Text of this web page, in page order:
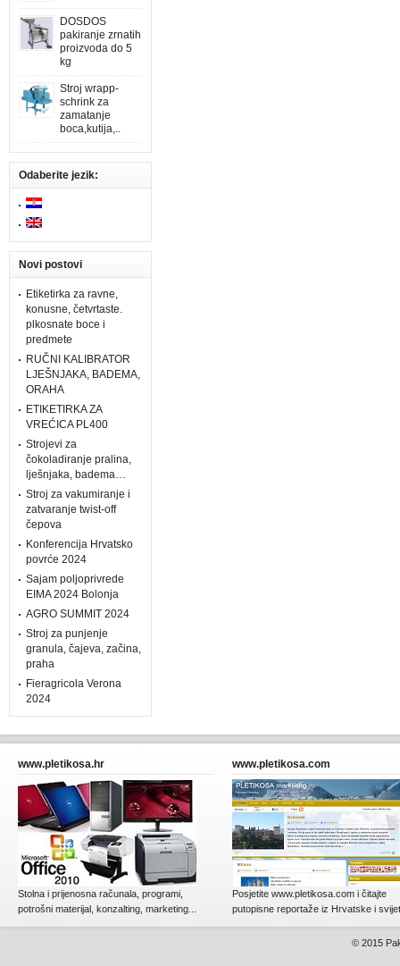
DOSDOS
pakiranje zrnatih
proizvoda do 5
kg
Stroj wrapp-
schrink za
zamatanje
boca,kutija,..
Odaberite jezik:
Novi postovi
Etiketirka za ravne,
konusne, četvrtaste.
plkosnate boce i
predmete
RUČNI KALIBRATOR
LJEŠNJAKA, BADEMA,
ORAHA
ETIKETIRKA ZA
VREĆICA PL400
Strojevi za
čokoladiranje pralina,
lješnjaka, badema…
Stroj za vakumiranje i
zatvaranje twist-off
čepova
Konferencija Hrvatsko
povrće 2024
Sajam poljoprivrede
EIMA 2024 Bolonja
AGRO SUMMIT 2024
Stroj za punjenje
granula, čajeva, začina,
praha
Fieragricola Verona
2024
www.pletikosa.hr
Stolna i prijenosna računala, programi,
potrošni materijal, konzalting, marketing...
www.pletikosa.com
Posjetite www.pletikosa.com i čitajte
putopisne reportaže iz Hrvatske i
© 2015